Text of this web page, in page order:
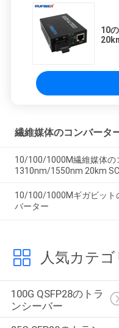
10
繊維媒体のコンバータ
10/100/1000M繊維媒体の
1310nm/1550nm 20km SC
10/100/1000Mギガビット
バーター
人気カテゴ
100G QSFP28のトラ
ンシーバー